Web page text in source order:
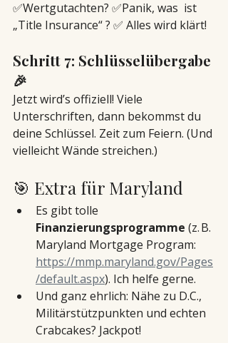
✅Wertgutachten? ✅Panik, was  ist
„Title Insurance“ ? ✅ Alles wird klärt!
Schritt 7: Schlüsselübergabe
🎉
Jetzt wird’s offiziell! Viele
Unterschriften, dann bekommst du
deine Schlüssel. Zeit zum Feiern. (Und
vielleicht Wände streichen.)
🎯 Extra für Maryland
Es gibt tolle
Finanzierungsprogramme (z. B.
Maryland Mortgage Program:
https://mmp.maryland.gov/Pages
/default.aspx). Ich helfe gerne.
Und ganz ehrlich: Nähe zu D.C.,
Militärstützpunkten und echten
Crabcakes? Jackpot!